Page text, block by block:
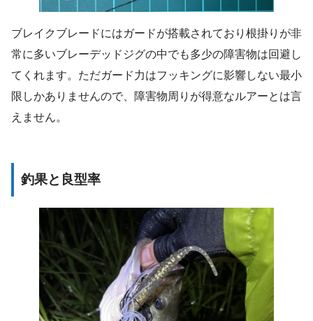
ブレイクブレードにはガードが搭載されており根掛りが非
常に多いブレーデッドジグの中でも多少の障害物は回避し
てくれます。ただガード力はフッキングに影響しない最小
限しかありませんので、障害物周りが得意なルアーとは言
えません。
釣果と良型率